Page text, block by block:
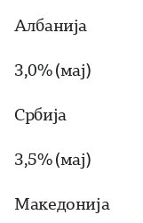
Албанија
3,0% (мај)
Србија
3,5% (мај)
Македонија